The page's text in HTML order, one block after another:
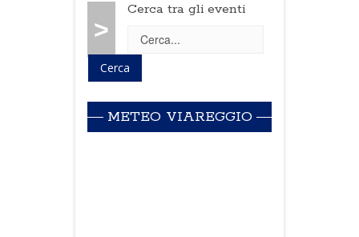
>
Cerca tra gli eventi
METEO VIAREGGIO